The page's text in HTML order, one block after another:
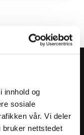
innhold og
sosiale
vår. Vi deler
bruker nettstedet